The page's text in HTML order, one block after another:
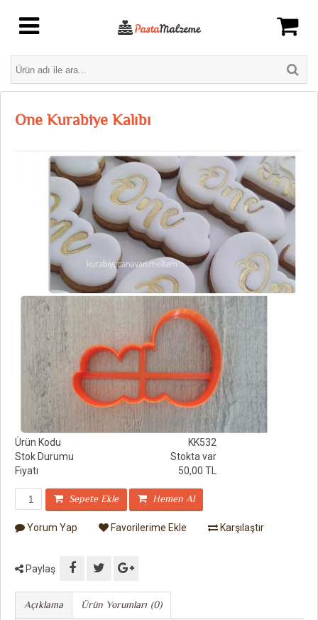
One Kurabiye Kalıbı
Ürün Kodu
KK532
Stok Durumu
Stokta var
Fiyatı
50,00 TL
Sepete Ekle Hemen Al
Yorum Yap Favorilerime Ekle Karşılaştır
Paylaş
Açıklama Ürün Yorumları (0)